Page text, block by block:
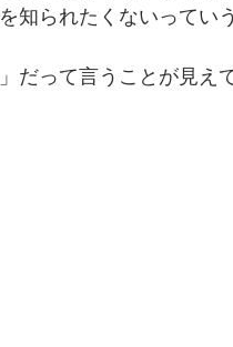
知られたくないってい
だって言うことが見え